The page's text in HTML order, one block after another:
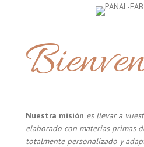
Nuestra misión es llevar a
elaborado con materias primas
totalmente personalizado y